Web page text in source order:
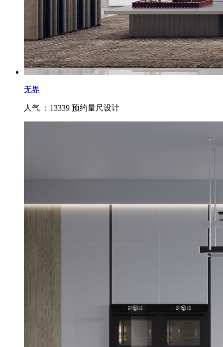
无界
人气 ：13339 预约量尺设计